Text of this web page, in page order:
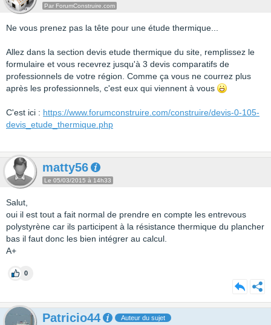
Par ForumConstruire.com
Ne vous prenez pas la tête pour une étude thermique...
Allez dans la section devis etude thermique du site, remplissez le
formulaire et vous recevrez jusqu'à 3 devis comparatifs de
professionnels de votre région. Comme ça vous ne courrez plus
après les professionnels, c'est eux qui viennent à vous
C'est ici : https://www.forumconstruire.com/construire/devis-0-105-
devis_etude_thermique.php
matty56
Le 05/03/2015 à 14h33
Salut,
oui il est tout a fait normal de prendre en compte les entrevous
polystyrène car ils participent à la résistance thermique du plancher
bas il faut donc les bien intégrer au calcul.
A+
0
Patricio44 Auteur du sujet